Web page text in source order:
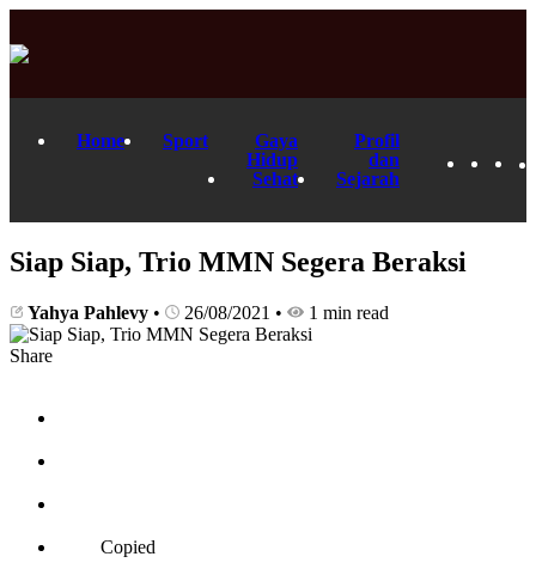
Home Sport
Gaya
Hidup
Sehat
Profil
dan
Sejarah
Siap Siap, Trio MMN Segera Beraksi
Yahya Pahlevy • 26/08/2021 • 1 min read
Share
Copied